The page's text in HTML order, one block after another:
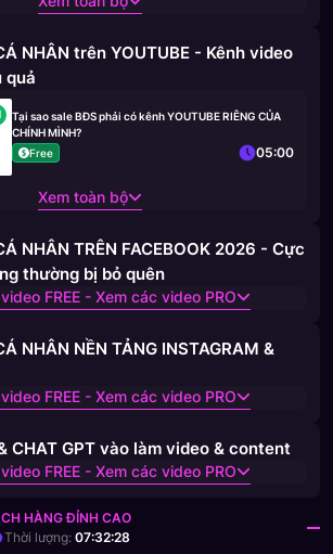
NHÂN trên YOUTUBE - Kênh video
quả
Tại sao sale BĐS phải có kênh YOUTUBE RIÊNG CỦA
CHÍNH MÌNH?
Free
05:00
Xem toàn bộ
NHÂN TRÊN FACEBOOK 2026 - Cực
thường bị bỏ quên
FREE - Xem các video PRO
NHÂN NỀN TẢNG INSTAGRAM &
FREE - Xem các video PRO
CHAT GPT vào làm video & content
FREE - Xem các video PRO
HÀNG ĐỈNH CAO
Thời lượng: 07:32:28